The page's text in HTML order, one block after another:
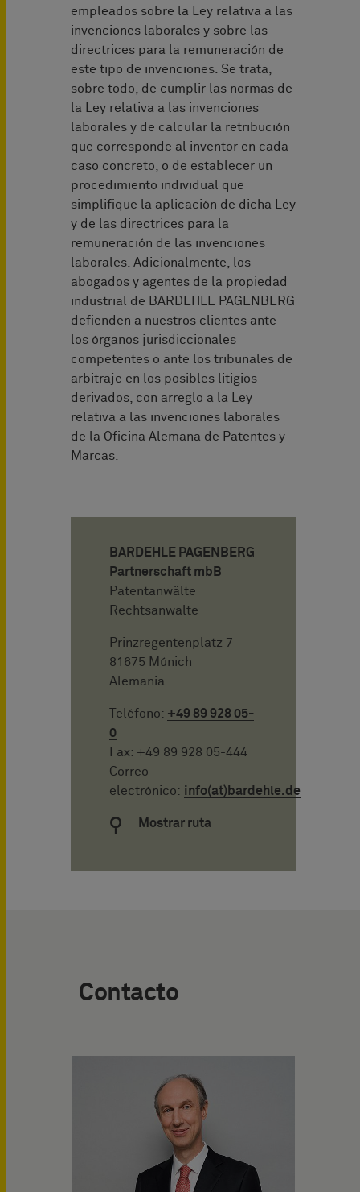
empleados sobre la Ley relativa a las
invenciones laborales y sobre las
directrices para la remuneración de
este tipo de invenciones. Se trata,
sobre todo, de cumplir las normas de
la Ley relativa a las invenciones
laborales y de calcular la retribución
que corresponde al inventor en cada
caso concreto, o de establecer un
procedimiento individual que
simplifique la aplicación de dicha Ley
y de las directrices para la
remuneración de las invenciones
laborales. Adicionalmente, los
abogados y agentes de la propiedad
industrial de BARDEHLE PAGENBERG
defienden a nuestros clientes ante
los órganos jurisdiccionales
competentes o ante los tribunales de
arbitraje en los posibles litigios
derivados, con arreglo a la Ley
relativa a las invenciones laborales
de la Oficina Alemana de Patentes y
Marcas.
BARDEHLE PAGENBERG
Partnerschaft mbB
Patentanwälte
Rechtsanwälte
Prinzregentenplatz 7
81675 Múnich
Alemania
Teléfono: +49 89 928 05-
0
Fax: +49 89 928 05-444
Correo
electrónico: info(at)bardehle.de
Mostrar ruta
Contacto